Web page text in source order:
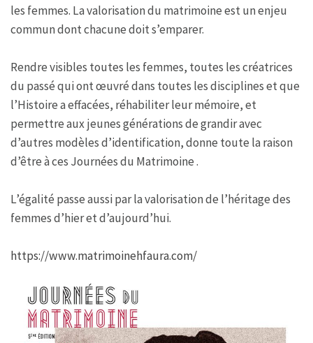
les femmes. La valorisation du matrimoine est un enjeu
commun dont chacune doit s’emparer.
Rendre visibles toutes les femmes, toutes les créatrices
du passé qui ont œuvré dans toutes les disciplines et que
l’Histoire a effacées, réhabiliter leur mémoire, et
permettre aux jeunes générations de grandir avec
d’autres modèles d’identification, donne toute la raison
d’être à ces Journées du Matrimoine .
L’égalité passe aussi par la valorisation de l’héritage des
femmes d’hier et d’aujourd’hui.
https://www.matrimoinehfaura.com/